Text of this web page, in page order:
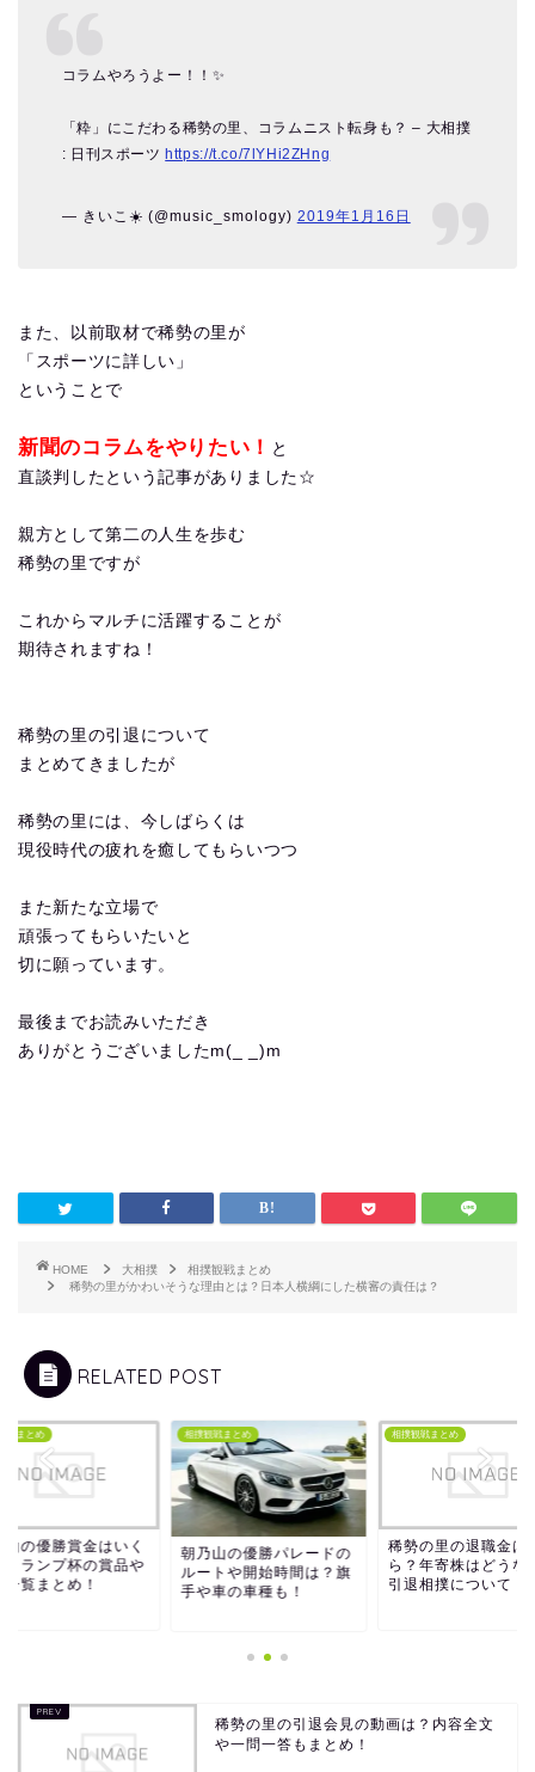
コラムやろうよー！！✨
「粋」にこだわる稀勢の里、コラムニスト転身も？ – 大相撲
: 日刊スポーツ https://t.co/7lYHi2ZHng
— きいこ☀️ (@music_smology) 2019年1月16日
また、以前取材で稀勢の里が
「スポーツに詳しい」
ということで
新聞のコラムをやりたい！
と
直談判したという記事がありました☆
親方として第二の人生を歩む
稀勢の里ですが
これからマルチに活躍することが
期待されますね！
稀勢の里の引退について
まとめてきましたが
稀勢の里には、今しばらくは
現役時代の疲れを癒してもらいつつ
また新たな立場で
頑張ってもらいたいと
切に願っています。
最後までお読みいただき
ありがとうございましたm(_ _)m
HOME 大相撲
相撲観戦まとめ
稀勢の里がかわいそうな理由とは？日本人横綱にした横審の責任は？
RELATED POST
戦まとめ
山の優勝賞金はいく
トランプ杯の賞品や
一覧まとめ！
相撲観戦まとめ
朝乃山の優勝パレードの
ルートや開始時間は？旗
手や車の車種も！
相撲観戦まとめ
稀勢の里の退職金は
ら？年寄株はどうな
引退相撲について！
稀勢の里の引退会見の動画は？内容全文
や一問一答もまとめ！